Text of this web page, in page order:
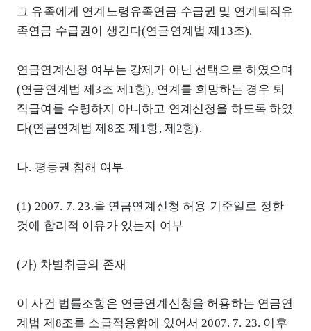
그 유족에게 연계노령유족연금 수급권 및 연계퇴직유
족연금 수급권이 생긴다(연금연계법 제13조).
연금연계신청 여부는 강제가 아닌 선택으로 하였으며
(연금연계법 제3조 제1항), 연계를 희망하는 경우 퇴
직급여를 수령하지 아니하고 연계신청을 하도록 하였
다(연금연계법 제8조 제1항, 제2항).
나. 평등권 침해 여부
(1) 2007. 7. 23.을 연금연계신청 허용 기준일로 정한
것에 합리적 이유가 있는지 여부
(가) 차별취급의 존재
이 사건 법률조항은 연금연계신청을 허용하는 연금연
계법 제8조를 소급적용함에 있어서 2007. 7. 23. 이후